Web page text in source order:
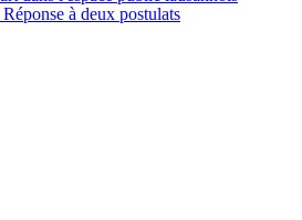
à deux postulats